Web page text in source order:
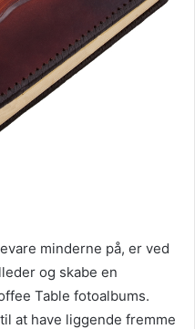
minderne på, er ved
og skabe en
Table fotoalbums.
at have liggende fremme